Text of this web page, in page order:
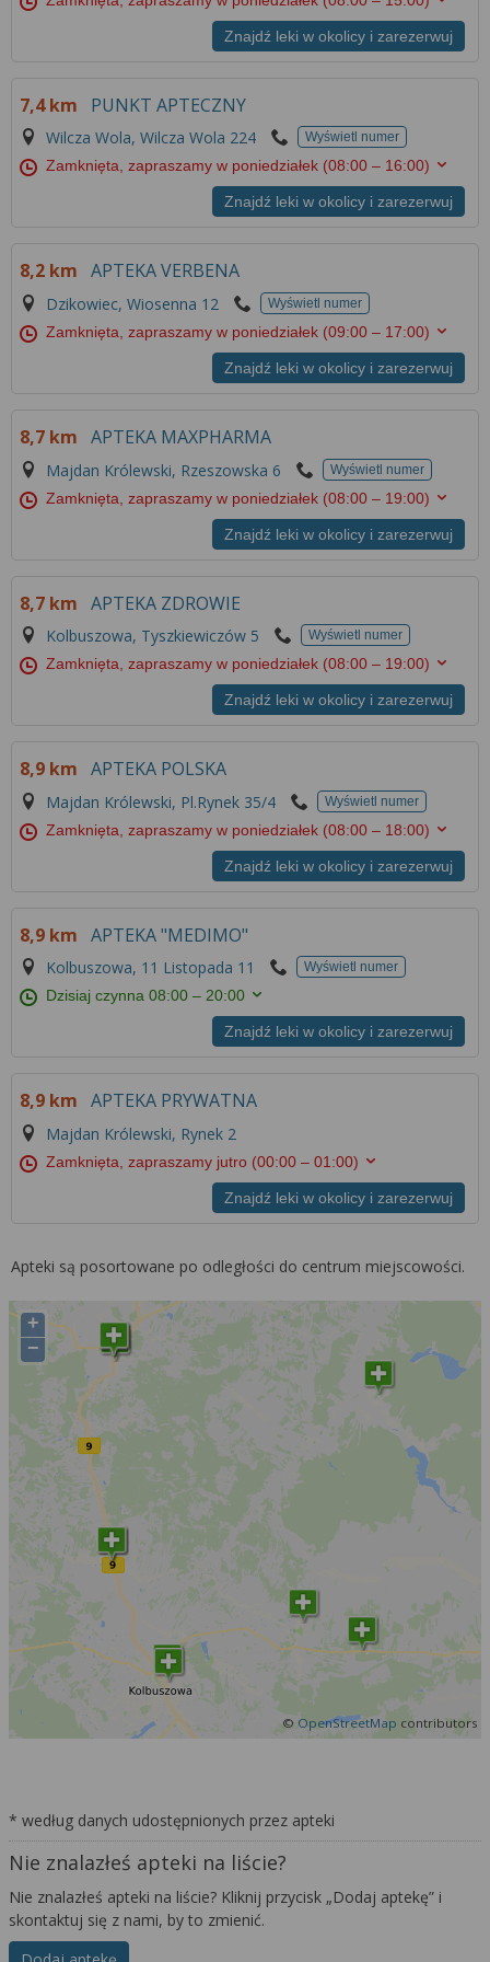
Znajdź leki w okolicy i zarezerwuj
7,4 km PUNKT APTECZNY
Wilcza Wola, Wilcza Wola 224 Wyświetl numer
Zamknięta, zapraszamy w poniedziałek (08:00 – 16:00)
Znajdź leki w okolicy i zarezerwuj
8,2 km APTEKA VERBENA
Dzikowiec, Wiosenna 12 Wyświetl numer
Zamknięta, zapraszamy w poniedziałek (09:00 – 17:00)
Znajdź leki w okolicy i zarezerwuj
8,7 km APTEKA MAXPHARMA
Majdan Królewski, Rzeszowska 6 Wyświetl numer
Zamknięta, zapraszamy w poniedziałek (08:00 – 19:00)
Znajdź leki w okolicy i zarezerwuj
8,7 km APTEKA ZDROWIE
Kolbuszowa, Tyszkiewiczów 5 Wyświetl numer
Zamknięta, zapraszamy w poniedziałek (08:00 – 19:00)
Znajdź leki w okolicy i zarezerwuj
8,9 km APTEKA POLSKA
Majdan Królewski, Pl.Rynek 35/4 Wyświetl numer
Zamknięta, zapraszamy w poniedziałek (08:00 – 18:00)
Znajdź leki w okolicy i zarezerwuj
8,9 km APTEKA "MEDIMO"
Kolbuszowa, 11 Listopada 11 Wyświetl numer
Dzisiaj czynna08:00 – 20:00
Znajdź leki w okolicy i zarezerwuj
8,9 km APTEKA PRYWATNA
Majdan Królewski, Rynek 2
Zamknięta, zapraszamy jutro (00:00 – 01:00)
Znajdź leki w okolicy i zarezerwuj
Apteki są posortowane po odległości do centrum miejscowości.
+
−
© OpenStreetMap contributors
* według danych udostępnionych przez apteki
Nie znalazłeś apteki na liście?
Nie znalazłeś apteki na liście? Kliknij przycisk „Dodaj aptekę” i
skontaktuj się z nami, by to zmienić.
Więcej informacji na temat wykorzystywania
narzędzi zewnętrznych w naszym serwisie